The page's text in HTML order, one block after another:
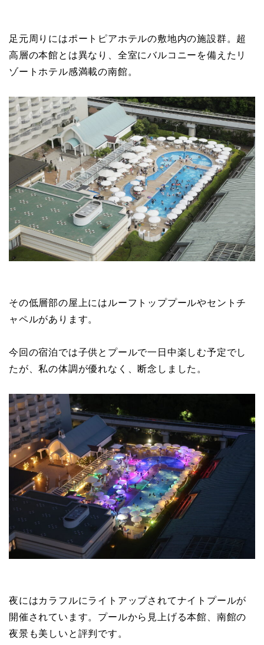
足元周りにはポートピアホテルの敷地内の施設群。超
高層の本館とは異なり、全室にバルコニーを備えたリ
ゾートホテル感満載の南館。
その低層部の屋上にはルーフトッププールやセントチ
ャペルがあります。
今回の宿泊では子供とプールで一日中楽しむ予定でし
たが、私の体調が優れなく、断念しました。
夜にはカラフルにライトアップされてナイトプールが
開催されています。プールから見上げる本館、南館の
夜景も美しいと評判です。